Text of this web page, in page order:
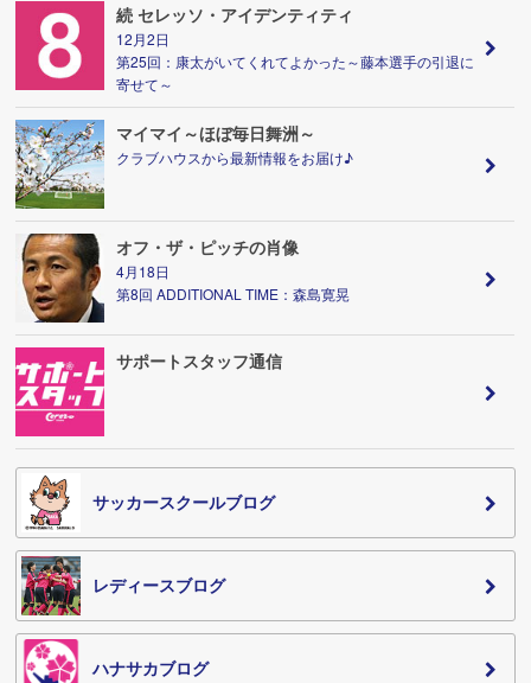
続 セレッソ・アイデンティティ
12月2日
第25回：康太がいてくれてよかった～藤本選手の引退に
寄せて～
マイマイ～ほぼ毎日舞洲～
クラブハウスから最新情報をお届け♪
オフ・ザ・ピッチの肖像
4月18日
第8回 ADDITIONAL TIME：森島寛晃
サポートスタッフ通信
サッカースクールブログ
レディースブログ
ハナサカブログ